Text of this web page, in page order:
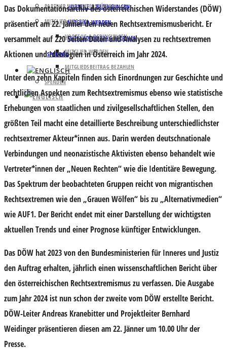
VORTEILE & BEDINGUNGEN
MITGLIED WERDEN
MITGLIEDSBEITRAG BEZAHLEN
SPENDEN
PARTNER UND UNTERSTÜTZER
MITGLIED WERDEN
VORTEILE & BEDINGUNGEN
MITGLIED WERDEN
MITGLIEDSBEITRAG BEZAHLEN
SPENDEN
Das Dokumentationsarchiv des österreichischen Widerstandes (DÖW)
präsentiert am 22. Jänner den neuen Rechtsextremismusbericht. Er
versammelt auf 220 Seiten Daten und Analysen zu rechtsextremen
Aktionen und Ideologien in Österreich im Jahr 2024.
Unter den zehn Kapiteln finden sich Einordnungen zur Geschichte und
rechtlichen Aspekten zum Rechtsextremismus ebenso wie statistische
Erhebungen von staatlichen und zivilgesellschaftlichen Stellen, den
größten Teil macht eine detaillierte Beschreibung unterschiedlichster
rechtsextremer Akteur*innen aus. Darin werden deutschnationale
Verbindungen und neonazistische Aktivisten ebenso behandelt wie
Vertreter*innen der „Neuen Rechten“ wie die Identitäre Bewegung.
Das Spektrum der beobachteten Gruppen reicht von migrantischen
Rechtsextremen wie den „Grauen Wölfen“ bis zu „Alternativmedien“
wie AUF1. Der Bericht endet mit einer Darstellung der wichtigsten
aktuellen Trends und einer Prognose künftiger Entwicklungen.
Das DÖW hat 2023 von den Bundesministerien für Inneres und Justiz
den Auftrag erhalten, jährlich einen wissenschaftlichen Bericht über
den österreichischen Rechtsextremismus zu verfassen. Die Ausgabe
zum Jahr 2024 ist nun schon der zweite vom DÖW erstellte Bericht.
DÖW-Leiter Andreas Kranebitter und Projektleiter Bernhard
Weidinger präsentieren diesen am 22. Jänner um 10.00 Uhr der
Presse.